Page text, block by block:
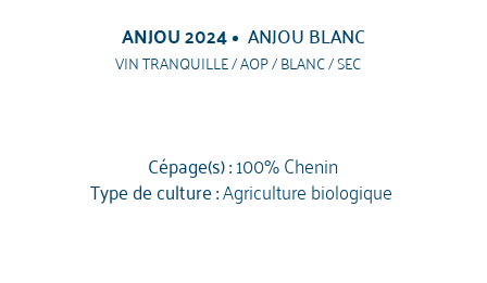
ANJOU 2024 ANJOU BLANC
VIN TRANQUILLE / AOP / BLANC / SEC
Cépage(s) :100% Chenin
Type de culture :Agriculture biologique